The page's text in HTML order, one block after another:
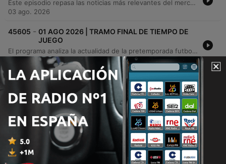
Este episodio repasa las noticias más relevantes del mercado de fichajes y la actualidad deportiva, analizando la situación de Vinicius en el Real Madrid, los movimientos del FC Barcelona por Julián Álvarez y la postura del Atlético de Madrid. También se informa sobre la crisis y protestas de la afición del Rayo Vallecano ante la posible pérdida de su estadio. En el ámbito del tenis, se analiza el ascenso meteórico de Rafa Jodar y su impacto en el circuito profesional, comparando su trayectoria con la de Alcaraz y Nadal. Finalmente, se discute el estado físico de Carlos Alcaraz tras su lesión de muñeca y sus expectativas para los próximos torneos.
03 ago. 2026
45605 - 01 AGO 2026 | TRAMO FINAL DE TIEMPO DE
JUEGO
El programa analiza la actualidad de la pretemporada futbolística, con un enfoque especial en el Real Madrid bajo el mando de Mourinho y las novedades del Atlético de Madrid. Se debaten los movimientos del mercado, incluyendo el futuro de jugadores como Julián Álvarez, Ferran Torres y las negociaciones por Rodri. Además, se repasa la situación de otros clubes como el Deportivo de La Coruña y la crisis en el Valencia CF. El episodio concluye con noticias de otros deportes, destacando el ascenso meteórico del tenista Rafa Jodar y una entrevista sobre el crecimiento del flag football en España.
02 ago. 2026
45604 - 3ª PARTE | 01 AGO 2026 | TIEMPO DE JUEGO
El programa analiza la actualidad de varios clubes de fútbol, centrándose en las sensaciones del Deportivo de La Coruña en su pretemporada y la situación de incertidumbre en el Valencia CF. También se destaca el ascenso meteórico del tenista Rafa Jodar en el ranking ATP. Asimismo, se presenta una entrevista con la jugadora de flag fútbol Olga Sotillo sobre el crecimiento de este deporte en España, su próxima participación en el Mundial y las posibilidades de su inclusión en los Juegos Olímpicos.
02 ago. 2026
Mostrar más episodios